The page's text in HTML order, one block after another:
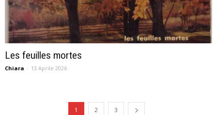
Les feuilles mortes
Chiara - 13 Aprile 2026
1 2 3